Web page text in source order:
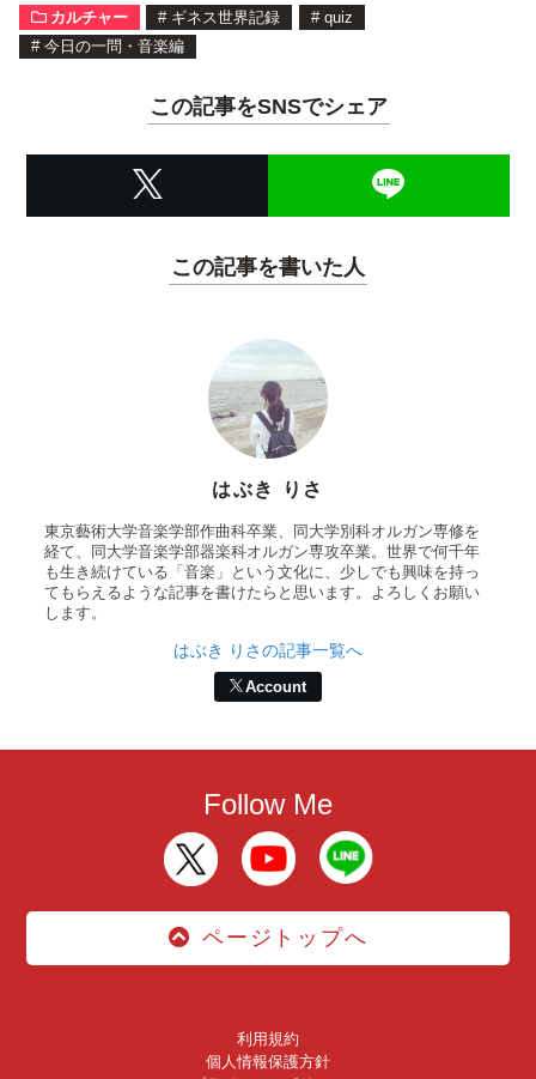
カルチャー # ギネス世界記録 # quiz
# 今日の一問・音楽編
この記事をSNSでシェア
この記事を書いた人
はぶき りさ
東京藝術大学音楽学部作曲科卒業、同大学別科オルガン専修を
経て、同大学音楽学部器楽科オルガン専攻卒業。世界で何千年
も生き続けている「音楽」という文化に、少しでも興味を持っ
てもらえるような記事を書けたらと思います。よろしくお願い
します。
はぶき りさの記事一覧へ
Account
Follow Me
ページトップへ
利用規約
個人情報保護方針